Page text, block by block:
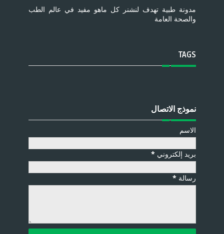
مدونة طبية تهدف لنشنر كل ماهو مفيد في عالم الطب
والصحة العامة
TAGS
نموذج الاتصال
الاسم
بريد إلكتروني *
رسالة *